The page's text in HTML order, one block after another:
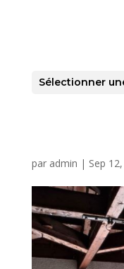
Sélectionner
par admin | Sep